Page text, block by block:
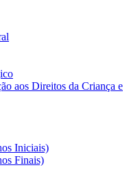
aos Direitos da Criança e
Iniciais)
Finais)